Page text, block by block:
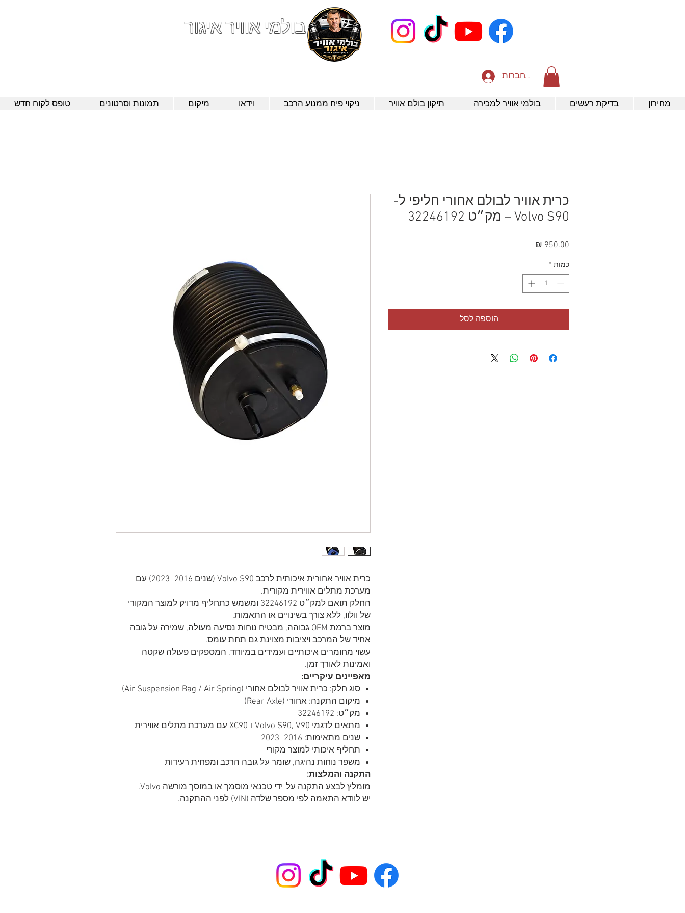
בולמי אוויר איגור
להתחברות
מחירון בדיקת רעשים בולמי אוויר למכירה תיקון בולם אוויר ניקוי פיח ממנוע הרכב וידאו מיקום תמונות וסרטונים טופס לקוח חדש
כרית אוויר אחורית איכותית לרכב Volvo S90 (שנים 2016–2023) עם
מערכת מתלים אווירית מקורית.
החלק תואם למק״ט 32246192 ומשמש כתחליף מדויק למוצר המקורי
של וולוו, ללא צורך בשינויים או התאמות.
מוצר ברמת OEM גבוהה, מבטיח נוחות נסיעה מעולה, שמירה על גובה
אחיד של המרכב ויציבות מצוינת גם תחת עומס.
עשוי מחומרים איכותיים ועמידים במיוחד, המספקים פעולה שקטה
ואמינות לאורך זמן.
מאפיינים עיקריים:
סוג חלק: כרית אוויר לבולם אחורי (Air Suspension Bag / Air Spring)
מיקום התקנה: אחורי (Rear Axle)
מק״ט: 32246192
מתאים לדגמי Volvo S90, V90 ו-XC90 עם מערכת מתלים אווירית
שנים מתאימות: 2016–2023
תחליף איכותי למוצר מקורי
משפר נוחות נהיגה, שומר על גובה הרכב ומפחית רעידות
התקנה והמלצות:
מומלץ לבצע התקנה על-ידי טכנאי מוסמך או במוסך מורשה Volvo.
יש לוודא התאמה לפי מספר שלדה (VIN) לפני ההתקנה.
כרית אוויר לבולם אחורי חליפי ל-
Volvo S90 – מק״ט 32246192
כמות *
הוספה לסל